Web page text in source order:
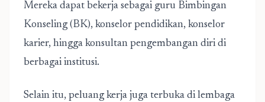
Mereka dapat bekerja sebagai guru Bimbingan
Konseling (BK), konselor pendidikan, konselor
karier, hingga konsultan pengembangan diri di
berbagai institusi.
Selain itu, peluang kerja juga terbuka di lembaga